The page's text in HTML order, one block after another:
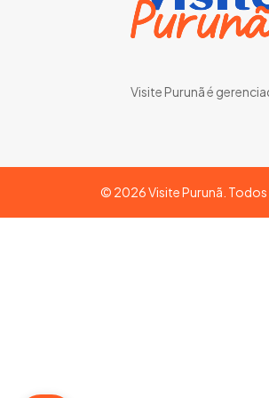
Visite Purunã é
© 2026Visite Purunã.